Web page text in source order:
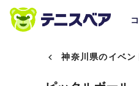
神奈川県のイベン